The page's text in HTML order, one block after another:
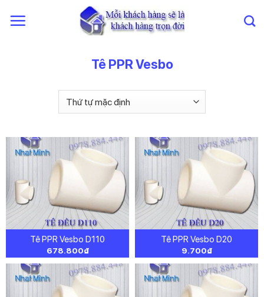
đến
Tê PPR Vesbo
Tê PPR Vesbo D110
678.800₫
Tê PPR Vesbo D20
9.700₫